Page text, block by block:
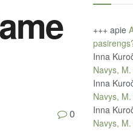
0
+++ apie
Inna
Navys,
Inna
Navys,
Inna
Navys,